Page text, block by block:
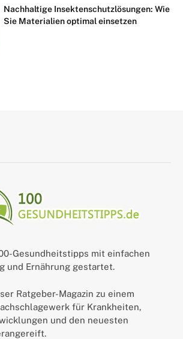
Nachhaltige Insektenschutzlösungen: Wie
Sie Materialien optimal einsetzen
Gesundheitstipps mit einfachen
und Ernährung gestartet.
Ratgeber-Magazin zu einem
für Krankheiten,
und den neuesten